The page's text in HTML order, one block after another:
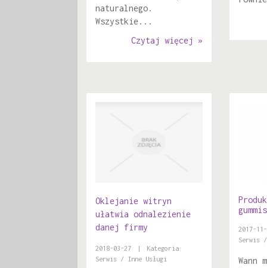
naturalnego.
Wszystkie...
Czytaj więcej »
Oklejanie witryn
ułatwia odnalezienie
danej firmy
2018-03-27 |
Kategoria:
Serwis / Inne Usługi
2017-
Serwis
Wann